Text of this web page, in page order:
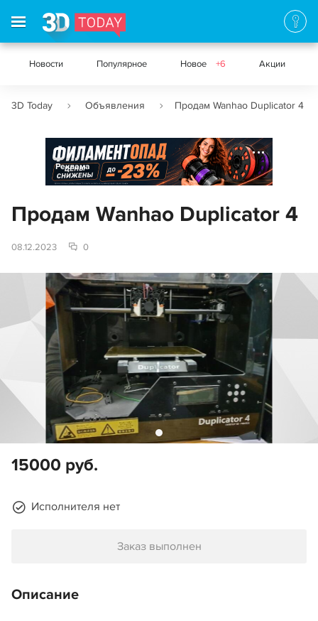
Новости Популярное Новое +6 Акции
3D Today Объявления Продам Wanhao Duplicator 4
Реклама
Продам Wanhao Duplicator 4
08.12.2023 0
15000 руб.
Исполнителя нет
Заказ выполнен
Описание